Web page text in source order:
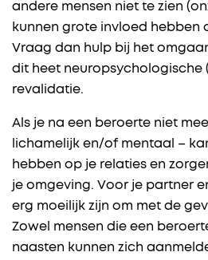
andere mensen niet te zien
kunnen grote invloed hebben
Vraag dan hulp bij het
dit heet neuropsychologische
revalidatie.
Als je na een beroerte niet
lichamelijk en/of mentaal –
hebben op je relaties en
je omgeving. Voor je partner
erg moeilijk zijn om met de
Zowel mensen die een
naasten kunnen zich